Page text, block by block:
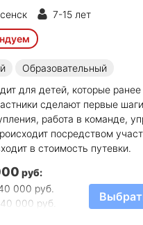
7-15 лет
Образовательный
для детей, которые
сделают первые
работа в команде,
посредством
в стоимость путевки.
руб:
000 руб.
000 руб.